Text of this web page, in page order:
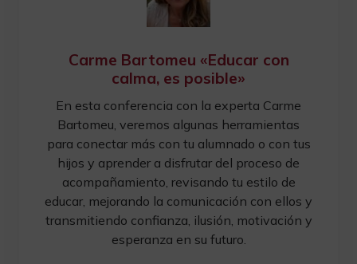
Carme Bartomeu «Educar con
calma, es posible»
En esta conferencia con la experta Carme
Bartomeu, veremos algunas herramientas
para conectar más con tu alumnado o con tus
hijos y aprender a disfrutar del proceso de
acompañamiento, revisando tu estilo de
educar, mejorando la comunicación con ellos y
transmitiendo confianza, ilusión, motivación y
esperanza en su futuro.